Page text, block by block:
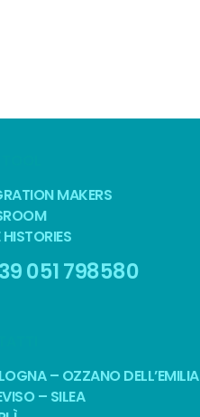
MAKERS
051 798580
– OZZANO DELL’EMILIA
– SILEA